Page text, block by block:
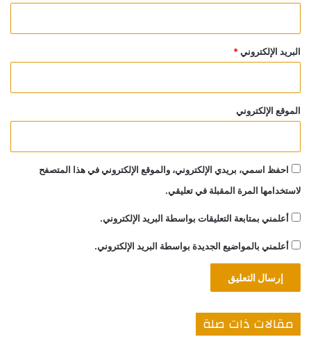
البريد الإلكتروني*
الموقع الإلكتروني
احفظ اسمي، بريدي الإلكتروني، والموقع الإلكتروني في هذا المتصفح
لاستخدامها المرة المقبلة في تعليقي.
أعلمني بمتابعة التعليقات بواسطة البريد الإلكتروني.
أعلمني بالمواضيع الجديدة بواسطة البريد الإلكتروني.
مقالات ذات صلة